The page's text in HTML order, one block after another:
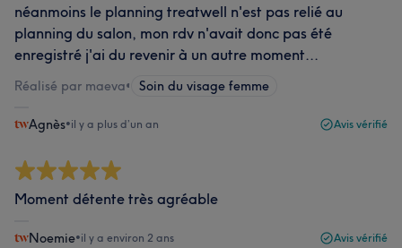
néanmoins le planning treatwell n'est pas relié au
planning du salon, mon rdv n'avait donc pas été
enregistré j'ai du revenir à un autre moment...
Réalisé par maeva• Soin du visage femme
Agnès•il y a plus d’un an Avis vérifié
Moment détente très agréable
Noemie•il y a environ 2 ans Avis vérifié